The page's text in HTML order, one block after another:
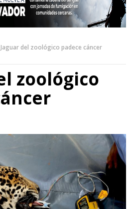
Jaguar del zoológico padece cáncer
zoológico